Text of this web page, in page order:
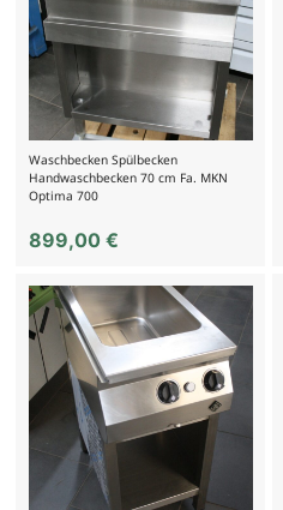
Waschbecken Spülbecken
Handwaschbecken 70 cm Fa. MKN
Optima 700
899,00 €